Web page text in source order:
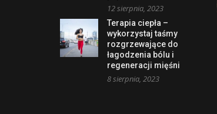
12 sierpnia, 2023
Terapia ciepła –
wykorzystaj taśmy
rozgrzewające do
łagodzenia bólu i
regeneracji mięśni
8 sierpnia, 2023